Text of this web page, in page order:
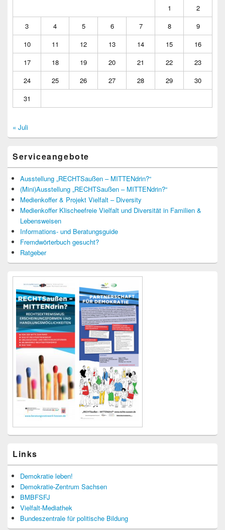
1
2
3
4 5 6 7 8
9
10
11 12 13 14 15
16
17
18 19 20 21 22
23
24
25 26 27 28 29
30
31
« Juli
Serviceangebote
Ausstellung „RECHTSaußen – MITTENdrin?“
(Mini)Ausstellung „RECHTSaußen – MITTENdrin?“
Medienkoffer & Projekt Vielfalt – Diversity
Medienkoffer Klischeefreie Vielfalt und Diversität in Familien &
Lebensweisen
Informations- und Beratungsguide
Fremdwörterbuch gesucht?
Ratgeber
Links
Demokratie leben!
Demokratie-Zentrum Sachsen
BMBFSFJ
Vielfalt-Mediathek
Bundeszentrale für politische Bildung